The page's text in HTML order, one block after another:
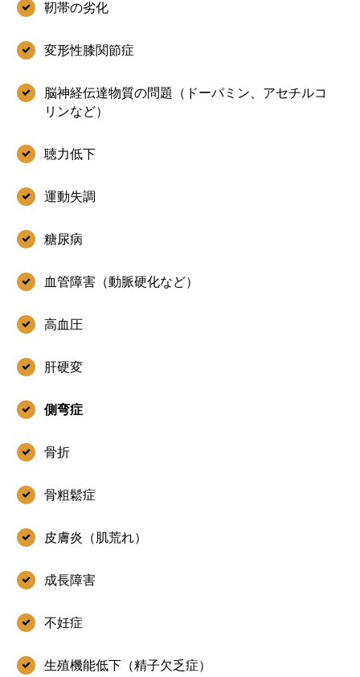
靭帯の劣化
変形性膝関節症
脳神経伝達物質の問題（ドーパミン、アセチルコ
リンなど）
聴力低下
運動失調
糖尿病
血管障害（動脈硬化など）
高血圧
肝硬変
側弯症
骨折
骨粗鬆症
皮膚炎（肌荒れ）
成長障害
不妊症
生殖機能低下（精子欠乏症）